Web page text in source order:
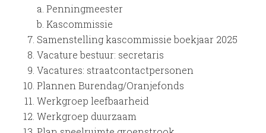
a. Penningmeester
b. Kascommissie
Samenstelling kascommissie boekjaar 2025
Vacature bestuur: secretaris
Vacatures: straatcontactpersonen
Plannen Burendag/Oranjefonds
Werkgroep leefbaarheid
Werkgroep duurzaam